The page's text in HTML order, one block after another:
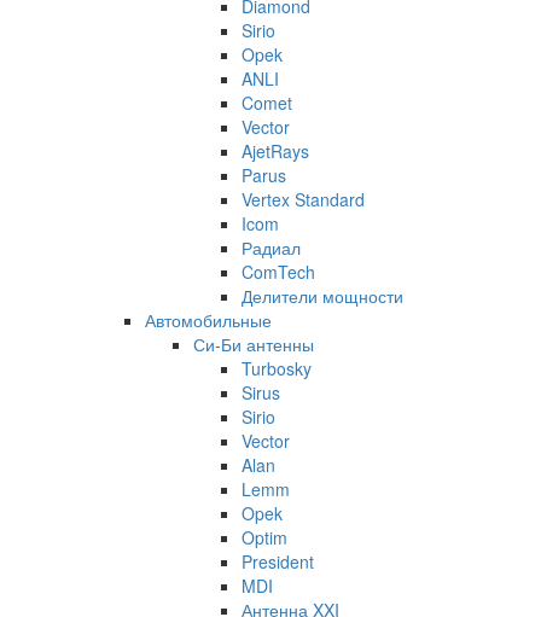
Diamond
Sirio
Opek
ANLI
Comet
Vector
AjetRays
Parus
Vertex Standard
Icom
Радиал
ComTech
Делители мощности
Автомобильные
Си-Би антенны
Turbosky
Sirus
Sirio
Vector
Alan
Lemm
Opek
Optim
President
MDI
Антенна XXI